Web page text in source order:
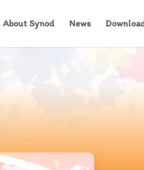
About Synod News